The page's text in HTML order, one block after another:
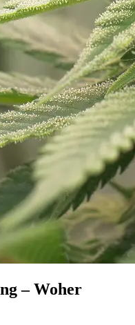
– Woher